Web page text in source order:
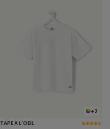
+2
TAPE A L'OEIL